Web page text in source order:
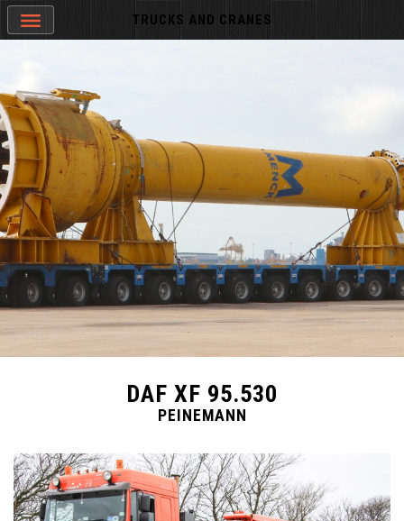
DAF XF 95.530
PEINEMANN
TRUCKS AND CRANES